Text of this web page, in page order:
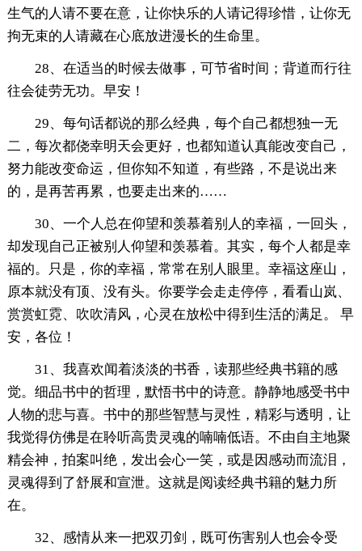
生气的人请不要在意，让你快乐的人请记得珍惜，让你无
拘无束的人请藏在心底放进漫长的生命里。
28、在适当的时候去做事，可节省时间；背道而行往
往会徒劳无功。早安！
29、每句话都说的那么经典，每个自己都想独一无
二，每次都侥幸明天会更好，也都知道认真能改变自己，
努力能改变命运，但你知不知道，有些路，不是说出来
的，是再苦再累，也要走出来的……
30、一个人总在仰望和羡慕着别人的幸福，一回头，
却发现自己正被别人仰望和羡慕着。其实，每个人都是幸
福的。只是，你的幸福，常常在别人眼里。幸福这座山，
原本就没有顶、没有头。你要学会走走停停，看看山岚、
赏赏虹霓、吹吹清风，心灵在放松中得到生活的满足。 早
安，各位！
31、我喜欢闻着淡淡的书香，读那些经典书籍的感
觉。细品书中的哲理，默悟书中的诗意。静静地感受书中
人物的悲与喜。书中的那些智慧与灵性，精彩与透明，让
我觉得仿佛是在聆听高贵灵魂的喃喃低语。不由自主地聚
精会神，拍案叫绝，发出会心一笑，或是因感动而流泪，
灵魂得到了舒展和宣泄。这就是阅读经典书籍的魅力所
在。
32、感情从来一把双刃剑，既可伤害别人也会令受